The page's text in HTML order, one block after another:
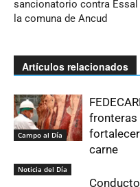
sancionatorio contra Essal
la comuna de Ancud
Artículos relacionados
Campo al Día
fronteras
carne
Noticia del Día